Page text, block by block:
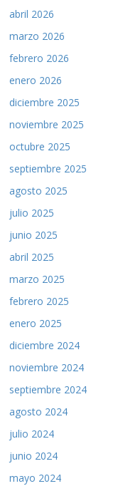
abril 2026
marzo 2026
febrero 2026
enero 2026
diciembre 2025
noviembre 2025
octubre 2025
septiembre 2025
agosto 2025
julio 2025
junio 2025
abril 2025
marzo 2025
febrero 2025
enero 2025
diciembre 2024
noviembre 2024
septiembre 2024
agosto 2024
julio 2024
junio 2024
mayo 2024